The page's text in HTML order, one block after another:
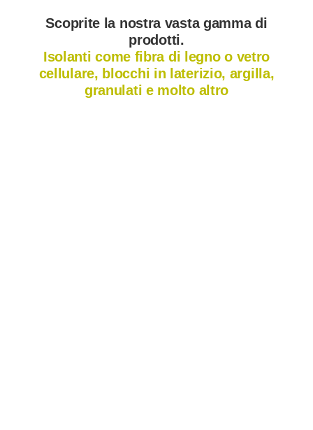
Scoprite la nostra vasta gamma di
prodotti.
Isolanti come fibra di legno o vetro
cellulare, blocchi in laterizio, argilla,
granulati e molto altro